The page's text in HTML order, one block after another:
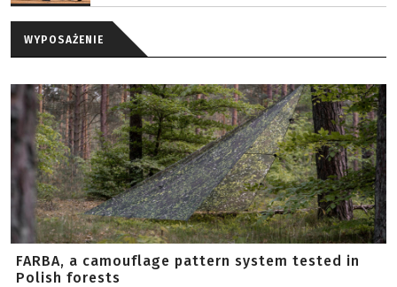
WYPOSAŻENIE
FARBA, a camouflage pattern system tested in
Polish forests